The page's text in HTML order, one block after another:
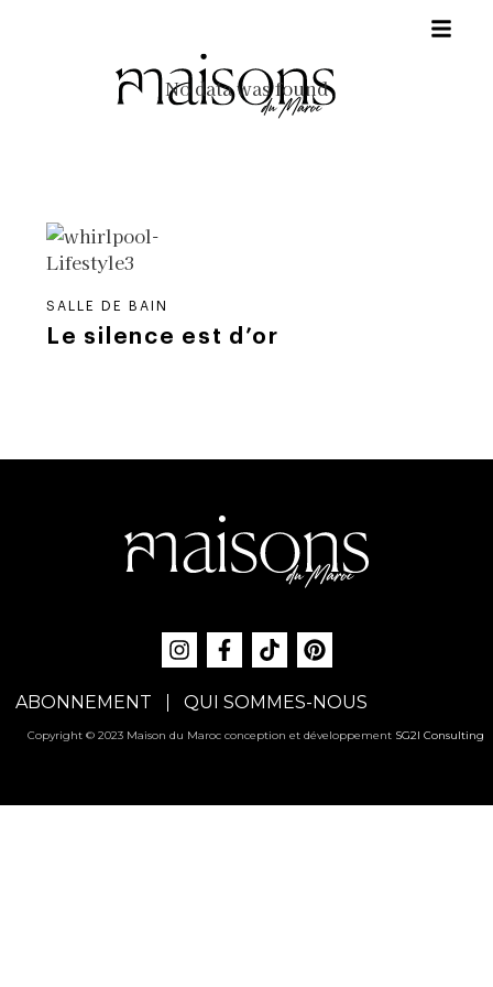
No data was found
SALLE DE BAIN
Le silence est d’or
ABONNEMENT QUI SOMMES-NOUS
Copyright © 2023 Maison du Maroc conception et développement SG2I Consulting